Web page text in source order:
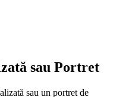
sau Portret
sau un portret de